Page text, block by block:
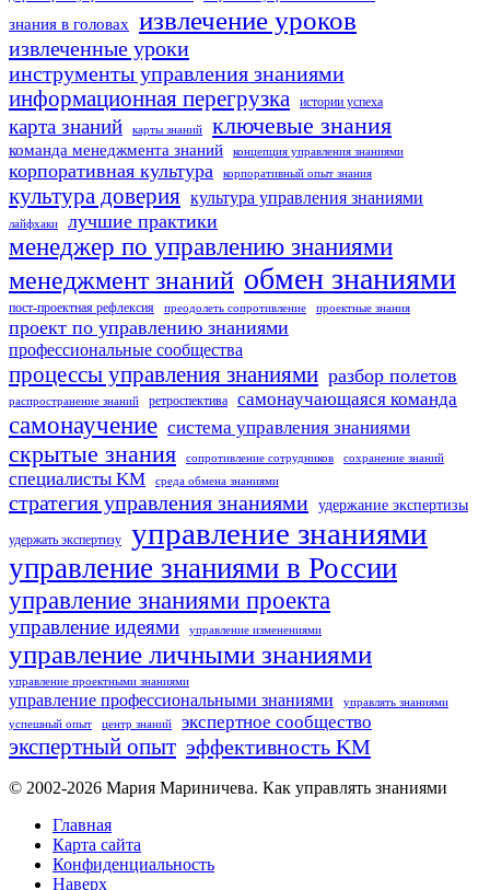
знания в головах извлечение уроков
извлеченные уроки
инструменты управления знаниями
информационная перегрузка
истории успеха
карта знаний карты знаний ключевые знания
команда менеджмента знаний концепция управления знаниями
корпоративная культура корпоративный опыт знания
культура доверия культура управления знаниями
лайфхаки лучшие практики
менеджер по управлению знаниями
менеджмент знаний обмен знаниями
пост-проектная рефлексия преодолеть сопротивление проектные знания
проект по управлению знаниями
профессиональные сообщества
процессы управления знаниями разбор полетов
распространение знаний ретроспектива самонаучающаяся команда
самонаучение система управления знаниями
скрытые знания сопротивление сотрудников сохранение знаний
специалисты KM среда обмена знаниями
стратегия управления знаниями удержание экспертизы
удержать экспертизу управление знаниями
управление знаниями в России
управление знаниями проекта
управление идеями управление изменениями
управление личными знаниями
управление проектными знаниями
управление профессиональными знаниями
управлять знаниями
успешный опыт
центр знаний экспертное сообщество
экспертный опыт эффективность KM
© 2002-2026 Мария Мариничева. Как управлять знаниями
Главная
Карта сайта
Конфиденциальность
Наверх